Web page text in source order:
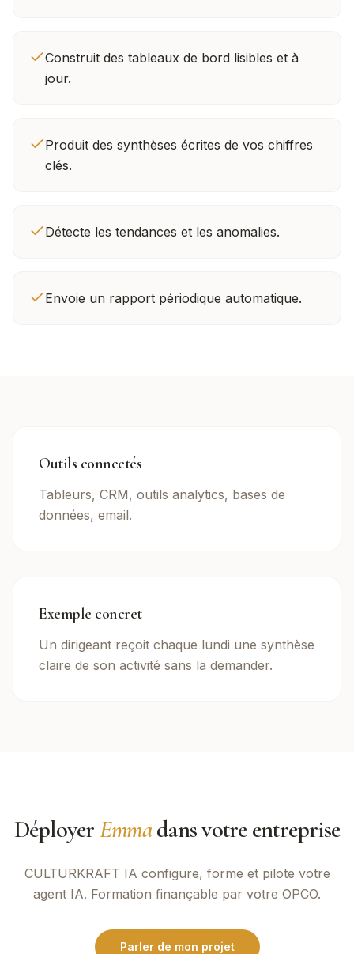
Construit des tableaux de bord lisibles et à
jour.
Produit des synthèses écrites de vos chiffres
clés.
Détecte les tendances et les anomalies.
Envoie un rapport périodique automatique.
Outils connectés
Tableurs, CRM, outils analytics, bases de
données, email.
Exemple concret
Un dirigeant reçoit chaque lundi une synthèse
claire de son activité sans la demander.
DéployerEmmadans votre entreprise
CULTURKRAFT IA configure, forme et pilote votre
agent IA. Formation finançable par votre OPCO.
Parler de mon projet